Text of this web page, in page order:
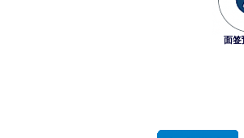
面签